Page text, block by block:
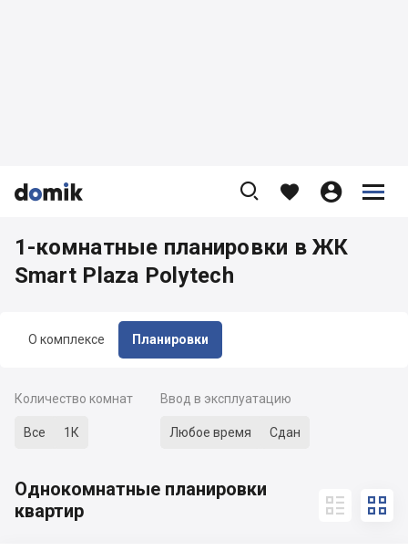


    


О комплексе Планировки
1-комнатные планировки в ЖК
Smart Plaza Polytech
Количество комнат
Все 1К
Ввод в эксплуатацию
Любое время Сдан
Однокомнатные планировки
квартир
 